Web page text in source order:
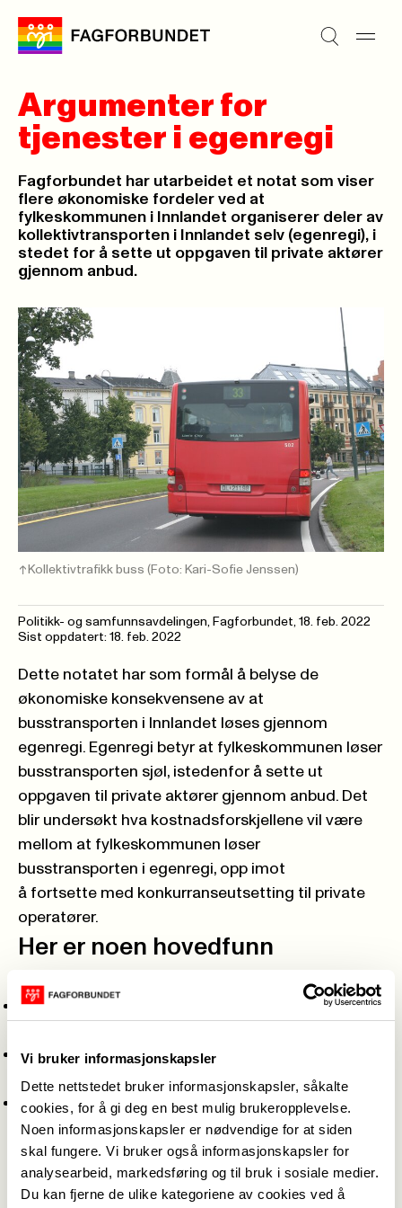
Vi bruker informasjonskapsler
Dette nettstedet bruker informasjonskapsler, såkalte
cookies, for å gi deg en best mulig brukeropplevelse.
Noen informasjonskapsler er nødvendige for at siden
skal fungere. Vi bruker også informasjonskapsler for
analysearbeid, markedsføring og til bruk i sosiale medier.
Du kan fjerne de ulike kategoriene av cookies ved å
Argumenter for
tjenester i egenregi
Fagforbundet har utarbeidet et notat som viser
flere økonomiske fordeler ved at
fylkeskommunen i Innlandet organiserer deler av
kollektivtransporten i Innlandet selv (egenregi), i
stedet for å sette ut oppgaven til private aktører
gjennom anbud.
Kollektivtrafikk buss (Foto: Kari-Sofie Jenssen)
Politikk- og samfunnsavdelingen, Fagforbundet, 18. feb. 2022
Sist oppdatert: 18. feb. 2022
Dette notatet har som formål å belyse de
økonomiske konsekvensene av at
busstransporten i Innlandet løses gjennom
egenregi. Egenregi betyr at fylkeskommunen løser
busstransporten sjøl, istedenfor å sette ut
oppgaven til private aktører gjennom anbud. Det
blir undersøkt hva kostnadsforskjellene vil være
mellom at fylkeskommunen løser
busstransporten i egenregi, opp imot
å fortsette med konkurranseutsetting til private
operatører.
Her er noen hovedfunn
De økonomiske fordelene ved egenregi er:
Lavere kapitalkostnader og andre kostnader, og
Mulighet for mindre grad av innkjøp av andre
transporttjenester.
At offentlige økonomiske ressurser går til
kollektivtransport og ikke til private eiere. Dette
frigjør midler som alternativt kan bli benyttet til å
redusere utgifter for fylkeskommunen, øke
produksjonen av kollektivtransport eller andre